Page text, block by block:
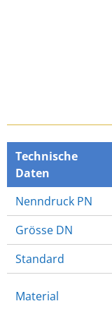
Technische
Daten
Nenndruck PN
Grösse DN
Standard
Material